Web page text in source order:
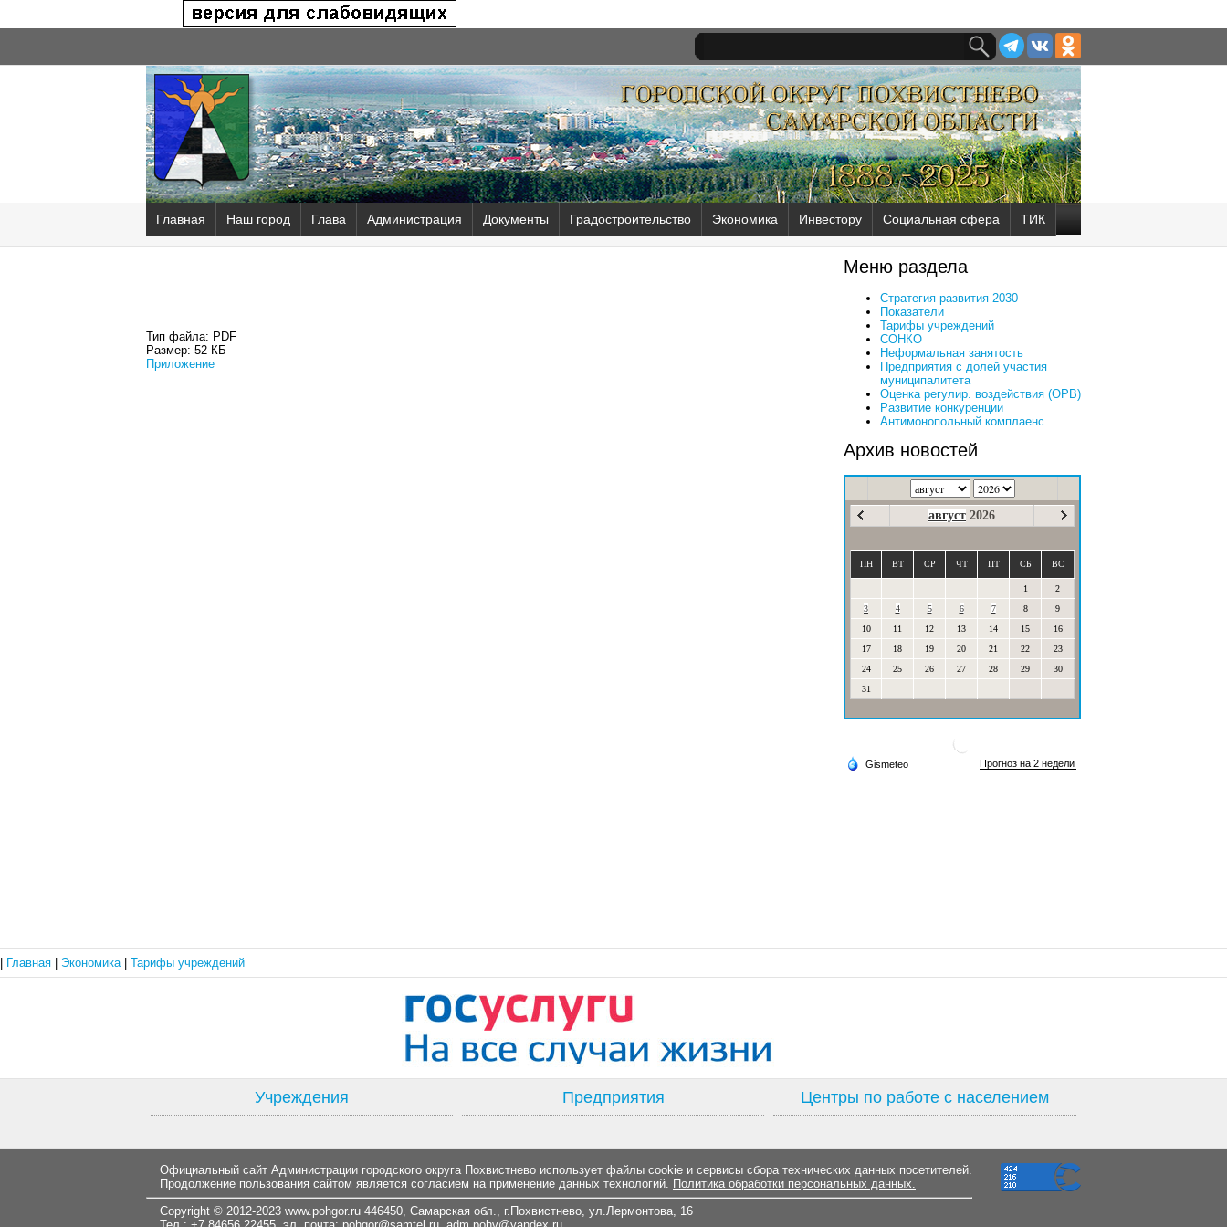
Главная Наш город Глава Администрация Документы Градостроительство Экономика Инвестору Социальная сфера ТИК
Тип файла: PDF
Размер: 52 КБ
Приложение
Меню раздела
Стратегия развития 2030
Показатели
Тарифы учреждений
СОНКО
Неформальная занятость
Предприятия с долей участия
муниципалитета
Оценка регулир. воздействия (ОРВ)
Развитие конкуренции
Антимонопольный комплаенс
Архив новостей
август 2026
ПН ВТ СР ЧТ ПТ СБ ВС
1
2
3
4 5 6 7 8
9
10
11 12 13 14 15
16
17
18 19 20 21 22
23
24
25 26 27 28 29
30
31
Главная Экономика Тарифы учреждений
Учреждения Предприятия Центры по работе с населением
Официальный сайт Администрации городского округа Похвистнево использует файлы cookie и сервисы сбора технических данных посетителей.
Продолжение пользования сайтом является согласием на применение данных технологий. Политика обработки персональных данных.
Copyright © 2012-2023 www.pohgor.ru 446450, Самарская обл., г.Похвистнево, ул.Лермонтова, 16